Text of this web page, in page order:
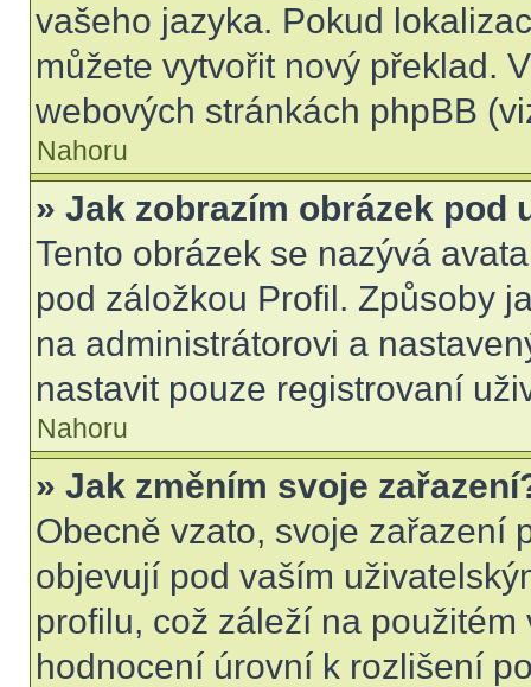
vašeho jazyka. Pokud
můžete vytvořit nový překlad.
webových stránkách phpBB
Nahoru
» Jak zobrazím obrázek pod
Tento obrázek se nazývá
pod záložkou Profil. Způsoby
na administrátorovi a
nastavit pouze registrovaní
Nahoru
» Jak změním svoje
Obecně vzato, svoje zařazení
objevují pod vaším
profilu, což záleží na
hodnocení úrovní k rozlišení